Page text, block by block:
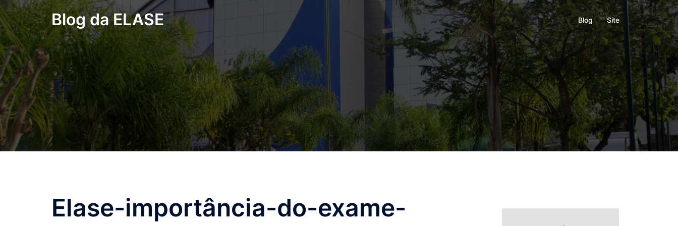
Pular
para
o
conteúdo
Blog da ELASE Blog Site
Elase-importância-do-exame-